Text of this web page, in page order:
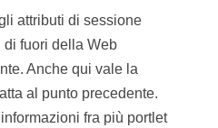
attributi di sessione
fuori della Web
Anche qui vale la
al punto precedente.
fra più portlet